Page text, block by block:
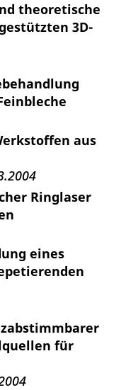
theoretische
3D-
aus
Ringlaser
eines
für